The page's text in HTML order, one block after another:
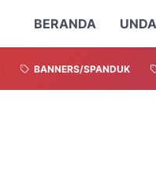
BERANDA
BANNERS/SPANDUK